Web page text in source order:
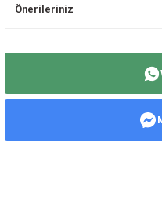
Önerileriniz
Ürün resmi kalitesiz, bozuk